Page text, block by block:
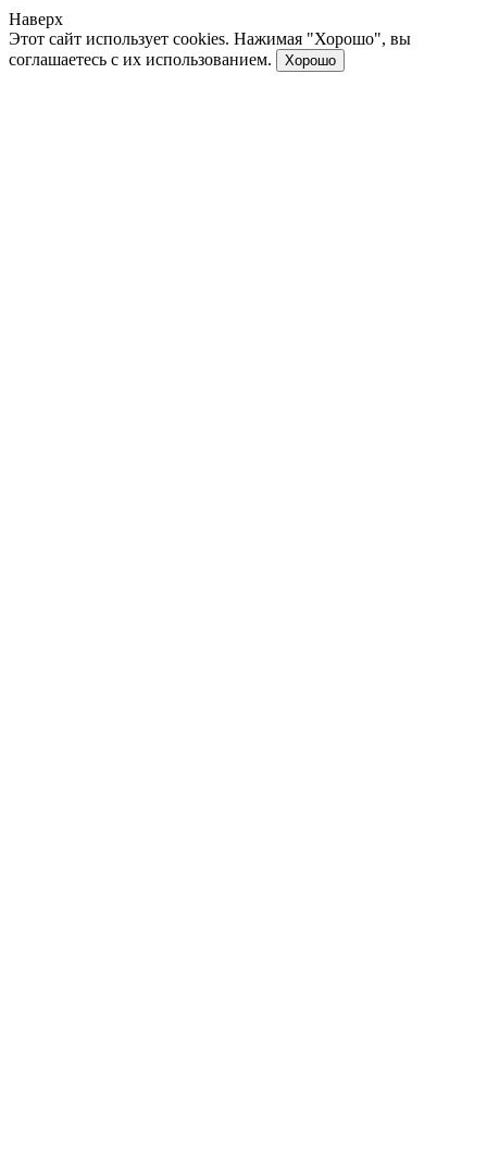
Наверх
Этот сайт использует cookies. Нажимая "Хорошо", вы
соглашаетесь с их использованием.
Хорошо